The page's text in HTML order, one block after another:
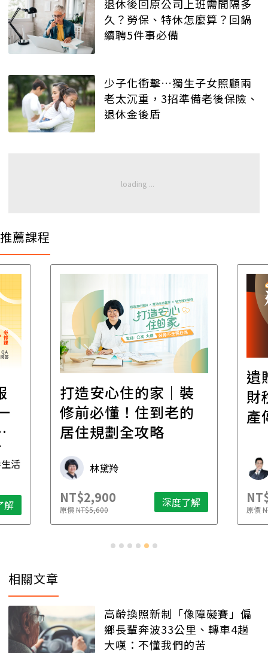
退休後回原公司上班需間隔多
久？勞保、特休怎麼算？回鍋
續聘5件事必備
少子化衝擊…獨生子女照顧兩
老太沉重，3招準備老後保險、
退休金後盾
推薦課程
活
解
打造安心住的家｜裝
修前必懂！住到老的
居住規劃全攻略
林黛羚
NT$2,900
原價NT$5,600 深度了解
遺
財
產
原價
相關文章
高齡換照新制「像障礙賽」偏
鄉長輩奔波33公里、轉車4趟
大嘆：不懂我們的苦